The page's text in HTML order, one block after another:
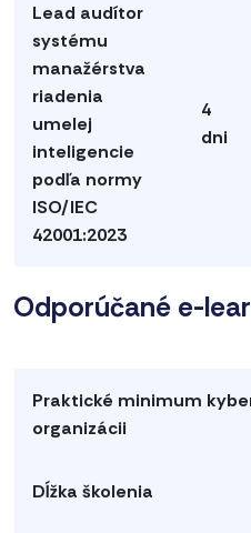
Lead audítor
systému
manažérstva
riadenia
umelej
inteligencie
podľa normy
ISO/IEC
42001:2023
4
dni
Odporúčané e-